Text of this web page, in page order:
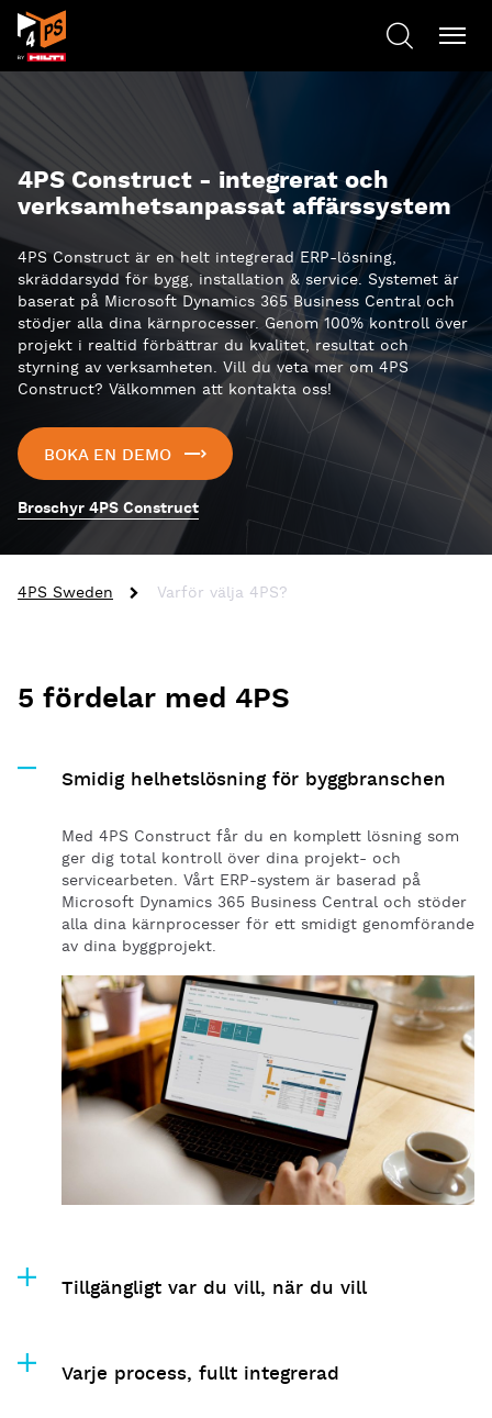
4PS Construct - integrerat och
verksamhetsanpassat affärssystem
4PS Construct är en helt integrerad ERP-lösning,
skräddarsydd för bygg, installation & service. Systemet är
baserat på Microsoft Dynamics 365 Business Central och
stödjer alla dina kärnprocesser. Genom 100% kontroll över
projekt i realtid förbättrar du kvalitet, resultat och
styrning av verksamheten. Vill du veta mer om 4PS
Construct? Välkommen att kontakta oss!
BOKA EN DEMO
Broschyr 4PS Construct
4PS Sweden Varför välja 4PS?
5 fördelar med 4PS
Smidig helhetslösning för byggbranschen
Med 4PS Construct får du en komplett lösning som
ger dig total kontroll över dina projekt- och
servicearbeten. Vårt ERP-system är baserad på
Microsoft Dynamics 365 Business Central och stöder
alla dina kärnprocesser för ett smidigt genomförande
av dina byggprojekt.
Tillgängligt var du vill, när du vill
Varje process, fullt integrerad